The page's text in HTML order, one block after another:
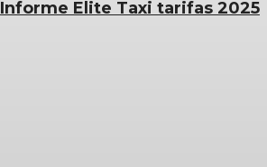
Informe Elite Taxi tarifas 2025